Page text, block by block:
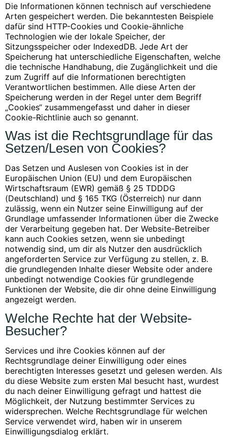
Die Informationen können technisch auf verschiedene
Arten gespeichert werden. Die bekanntesten Beispiele
dafür sind HTTP-Cookies und Cookie-ähnliche
Technologien wie der lokale Speicher, der
Sitzungsspeicher oder IndexedDB. Jede Art der
Speicherung hat unterschiedliche Eigenschaften, welche
die technische Handhabung, die Zugänglichkeit und die
zum Zugriff auf die Informationen berechtigten
Verantwortlichen bestimmen. Alle diese Arten der
Speicherung werden in der Regel unter dem Begriff
„Cookies“ zusammengefasst und daher in dieser
Cookie-Richtlinie auch so genannt.
Was ist die Rechtsgrundlage für das
Setzen/Lesen von Cookies?
Das Setzen und Auslesen von Cookies ist in der
Europäischen Union (EU) und dem Europäischen
Wirtschaftsraum (EWR) gemäß § 25 TDDDG
(Deutschland) und § 165 TKG (Österreich) nur dann
zulässig, wenn ein Nutzer seine Einwilligung auf der
Grundlage umfassender Informationen über die Zwecke
der Verarbeitung gegeben hat. Der Website-Betreiber
kann auch Cookies setzen, wenn sie unbedingt
notwendig sind, um dir als Nutzer den ausdrücklich
angeforderten Service zur Verfügung zu stellen, z. B.
die grundlegenden Inhalte dieser Website oder andere
unbedingt notwendige Cookies für grundlegende
Funktionen der Website, die dir ohne deine Einwilligung
angezeigt werden.
Welche Rechte hat der Website-
Besucher?
Services und ihre Cookies können auf der
Rechtsgrundlage deiner Einwilligung oder eines
berechtigten Interesses gesetzt und gelesen werden. Als
du diese Website zum ersten Mal besucht hast, wurdest
du nach deiner Einwilligung gefragt und hattest die
Möglichkeit, der Nutzung bestimmter Services zu
widersprechen. Welche Rechtsgrundlage für welchen
Service verwendet wird, haben wir in unserem
Einwilligungsdialog erklärt.